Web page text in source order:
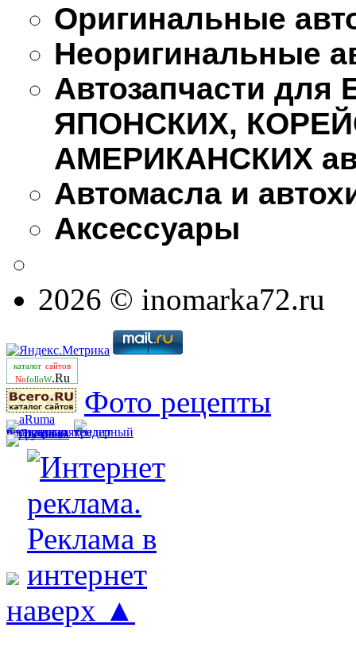
Оригинальные
Неоригинальные
Автозапчасти
ЯПОНСКИХ,
АМЕРИКАНСКИХ
Автомасла и
Аксессуары
2026 © inomarka72.ru
каталог сайтов
NofolloW.Ru
Фото рецепты
наверх ▲